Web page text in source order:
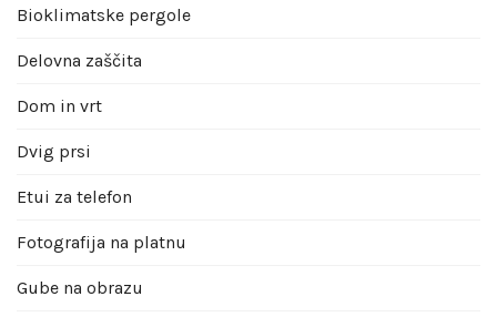
Bioklimatske pergole
Delovna zaščita
Dom in vrt
Dvig prsi
Etui za telefon
Fotografija na platnu
Gube na obrazu